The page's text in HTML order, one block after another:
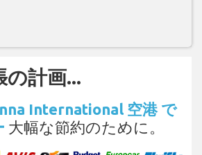
の計画...
International 空港 で
大幅な節約のために。